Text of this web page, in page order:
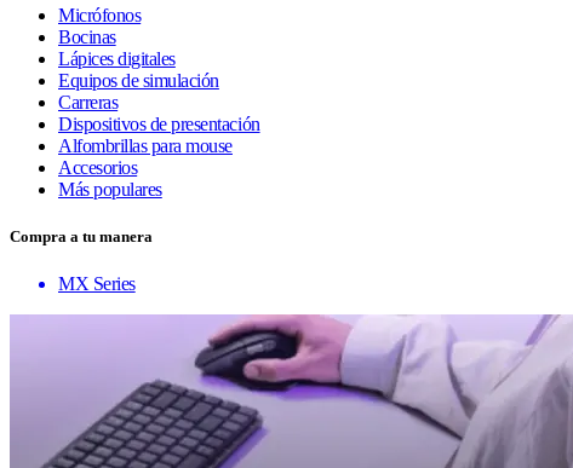
Micrófonos
Bocinas
Lápices digitales
Equipos de simulación
Carreras
Dispositivos de presentación
Alfombrillas para mouse
Accesorios
Más populares
Compra a tu manera
MX Series